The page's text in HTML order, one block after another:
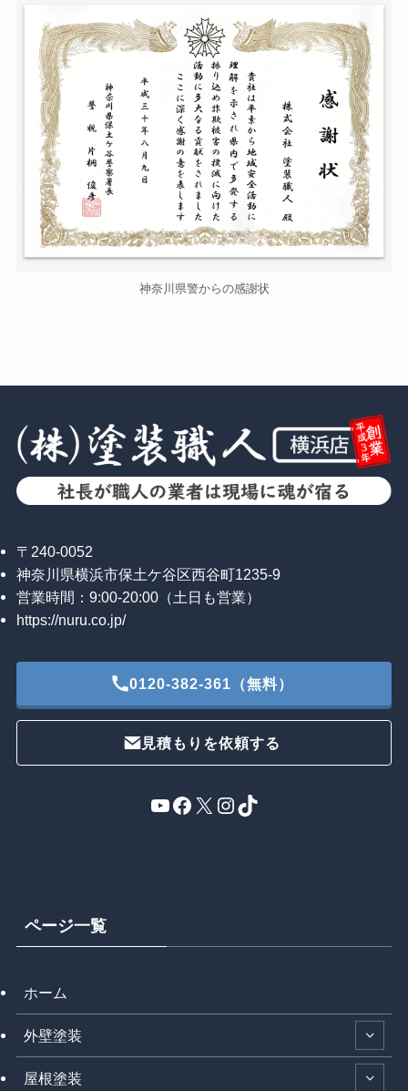
神奈川県警からの感謝状
〒240-0052
神奈川県横浜市保土ケ谷区西谷町1235-9
営業時間：9:00-20:00（土日も営業）
https://nuru.co.jp/
0120-382-361（無料）
見積もりを依頼する
YouTube
Facebook
X Instagram
TikTok
ページ一覧
ホーム
外壁塗装
屋根塗装